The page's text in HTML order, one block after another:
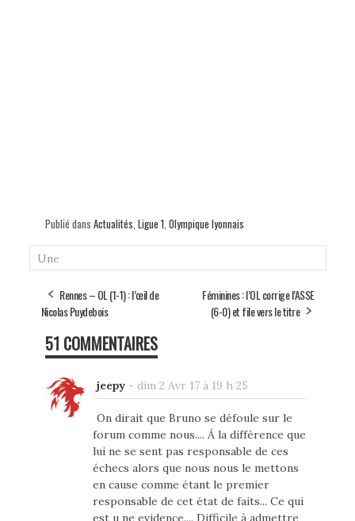
Publié dans Actualités Ligue 1 Olympique lyonnais
Une
Rennes – OL (1-1) : l’œil de
Nicolas Puydebois
Féminines : l’OL corrige l’ASSE
(6-0) et file vers le titre
51 COMMENTAIRES
jeepy- dim 2 Avr 17 à 19 h 25
On dirait que Bruno se défoule sur le
forum comme nous.... Á la différence que
lui ne se sent pas responsable de ces
échecs alors que nous nous le mettons
en cause comme étant le premier
responsable de cet état de faits... Ce qui
est u ne evidence.... Difficile à admettre